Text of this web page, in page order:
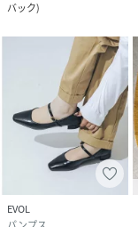
バック)
EVOL